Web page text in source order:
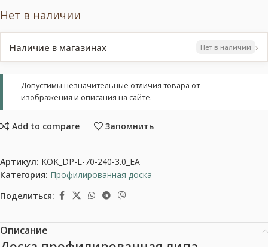
Нет в наличии
Наличие в магазинах Нет в наличии ›
Допустимы незначительные отличия товара от
изображения и описания на сайте.
Add to compare Запомнить
Артикул: KOK_DP-L-70-240-3.0_EA
Категория: Профилированная доска
Поделиться:
Описание